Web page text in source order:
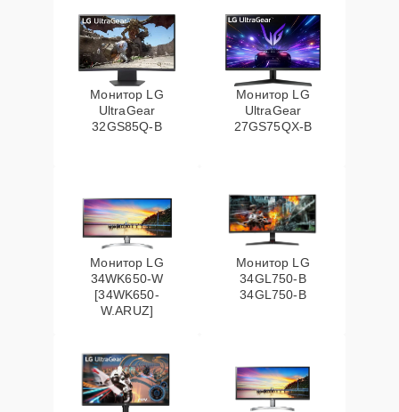
Монитор LG
UltraGear
32GS85Q-B
Монитор LG
UltraGear
27GS75QX-B
Монитор LG
34WK650-W
[34WK650-
W.ARUZ]
Монитор LG
34GL750-B
34GL750-B